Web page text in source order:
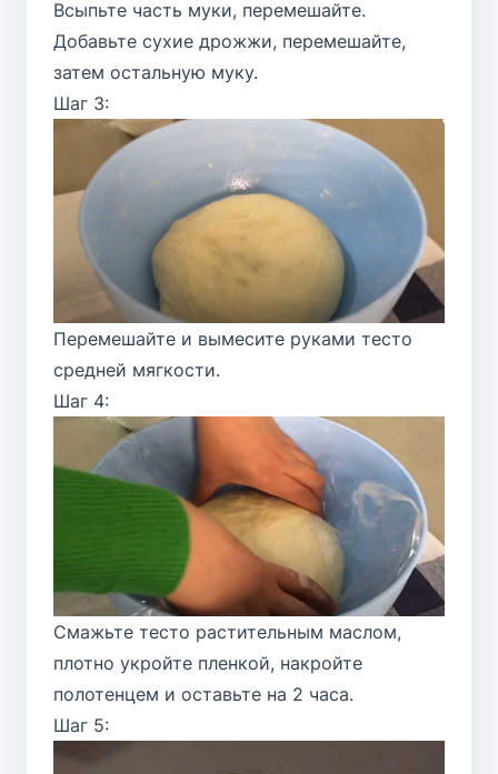
Всыпьте часть муки, перемешайте.
Добавьте сухие дрожжи, перемешайте,
затем остальную муку.
Шаг 3:
Перемешайте и вымесите руками тесто
средней мягкости.
Шаг 4:
Смажьте тесто растительным маслом,
плотно укройте пленкой, накройте
полотенцем и оставьте на 2 часа.
Шаг 5: